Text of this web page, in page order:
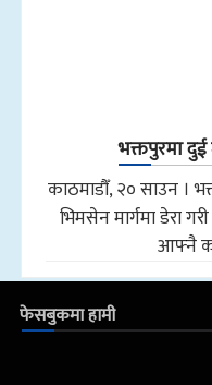
भक्तपुरमा
काठमाडौँ, २० साउन ।
भिमसेन मार्गमा डेरा
आफ्नै
फेसबुकमा हामी